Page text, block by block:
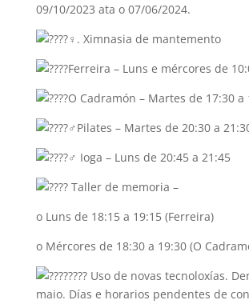
09/10/2023 ata o 07/06/2024.
. Ximnasia de mantemento
Ferreira – Luns e mércores de
O Cadramón – Martes de 17:30 a
Pilates – Martes de 20:30 a
Ioga – Luns de 20:45 a 21:45
Taller de memoria –
o Luns de 18:15 a 19:15 (Ferreira)
o Mércores de 18:30 a 19:30 (O
Uso de novas tecnoloxías.
maio. Días e horarios pendentes de